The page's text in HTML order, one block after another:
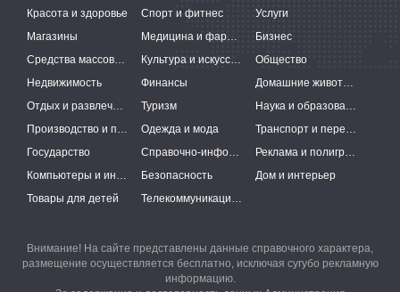
Красота и здоровье
Спорт и фитнес
Услуги
Магазины
Медицина и фармацевтика
Бизнес
Средства массовой информации
Культура и искусство
Общество
Недвижимость
Финансы
Домашние животные
Отдых и развлечения
Туризм
Наука и образование
Производство и поставки
Одежда и мода
Транспорт и перевозки
Государство
Справочно-информационные системы
Реклама и полиграфия
Компьютеры и интернет
Безопасность
Дом и интерьер
Товары для детей
Телекоммуникации и связь
Внимание! На сайте представлены данные справочного характера,
размещение осуществляется бесплатно, исключая сугубо рекламную
информацию.